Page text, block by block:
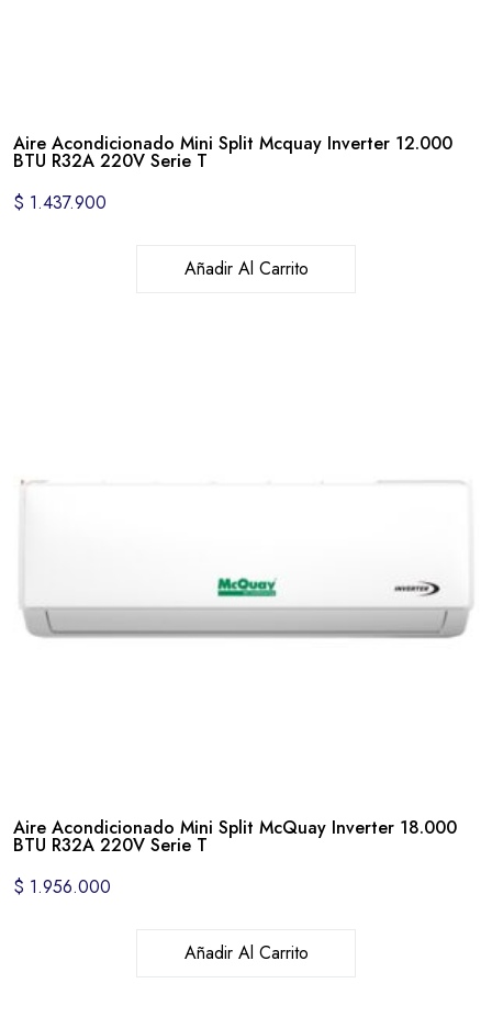
Aire Acondicionado Mini Split Mcquay Inverter 12.000
BTU R32A 220V Serie T
$ 1.437.900
Añadir Al Carrito
Aire Acondicionado Mini Split McQuay Inverter 18.000
BTU R32A 220V Serie T
$ 1.956.000
Añadir Al Carrito